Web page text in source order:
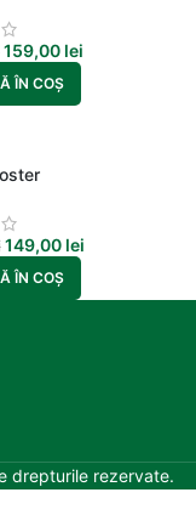
159,00 lei
ÎN COȘ
149,00 lei
ÎN COȘ
drepturile rezervate.